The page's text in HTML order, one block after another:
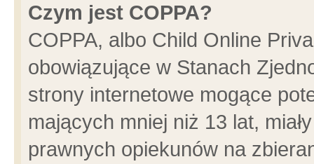
Czym jest COPPA?
COPPA, albo Child Online
obowiązujące w Stanach
strony internetowe mogące
mających mniej niż 13 lat,
prawnych opiekunów na